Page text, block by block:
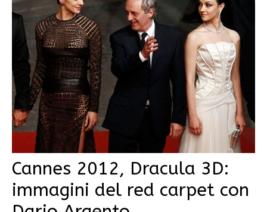
Cannes 2012, Dracula 3D:
immagini del red carpet con